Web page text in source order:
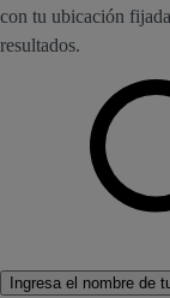
con tu ubicación
resultados.
Ingresa el nombre de